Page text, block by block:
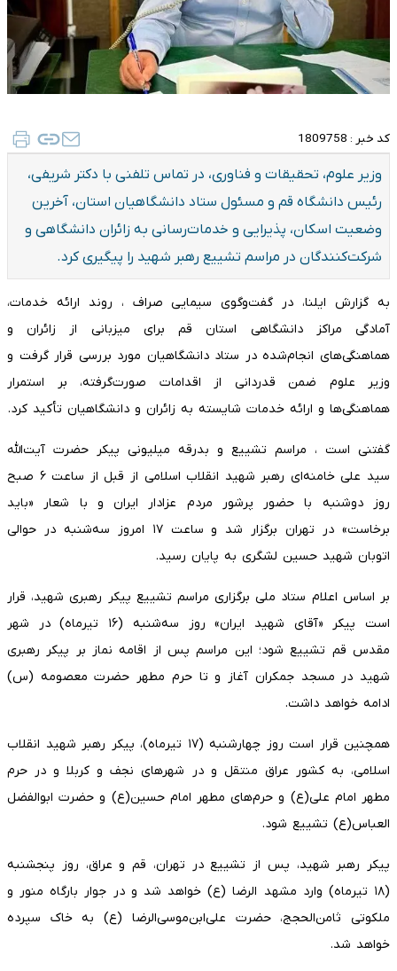
کد خبر : 1809758
وزیر علوم، تحقیقات و فناوری، در تماس تلفنی با دکتر شریفی،
رئیس دانشگاه قم و مسئول ستاد دانشگاهیان استان، آخرین
وضعیت اسکان، پذیرایی و خدمات‌رسانی به زائران دانشگاهی و
شرکت‌کنندگان در مراسم تشییع رهبر شهید را پیگیری کرد.
به گزارش ایلنا، در گفت‌وگوی سیمایی صراف ، روند ارائه خدمات،
آمادگی مراکز دانشگاهی استان قم برای میزبانی از زائران و
هماهنگی‌های انجام‌شده در ستاد دانشگاهیان مورد بررسی قرار گرفت و
وزیر علوم ضمن قدردانی از اقدامات صورت‌گرفته، بر استمرار
هماهنگی‌ها و ارائه خدمات شایسته به زائران و دانشگاهیان تأکید کرد.
گفتنی است ، مراسم تشییع و بدرقه میلیونی پیکر حضرت آیت‌الله
سید علی خامنه‌ای رهبر شهید انقلاب اسلامی از قبل از ساعت ۶ صبح
روز دوشنبه با حضور پرشور مردم عزادار ایران و با شعار «باید
برخاست» در تهران برگزار شد و ساعت ۱۷ امروز سه‌شنبه در حوالی
اتوبان شهید حسین لشگری به پایان رسید.
بر اساس اعلام ستاد ملی برگزاری مراسم تشییع پیکر رهبری شهید، قرار
است پیکر «آقای شهید ایران» روز سه‌شنبه (۱۶ تیرماه) در شهر
مقدس قم تشییع شود؛ این مراسم پس از اقامه نماز بر پیکر رهبری
شهید در مسجد جمکران آغاز و تا حرم مطهر حضرت معصومه (س)
ادامه خواهد داشت.
همچنین قرار است روز چهارشنبه (۱۷ تیرماه)، پیکر رهبر شهید انقلاب
اسلامی، به کشور عراق منتقل و در شهرهای نجف و کربلا و در حرم
مطهر امام علی(ع) و حرم‌های مطهر امام حسین(ع) و حضرت ابوالفضل
العباس(ع) تشییع شود.
پیکر رهبر شهید، پس از تشییع در تهران، قم و عراق، روز پنجشنبه
(۱۸ تیرماه) وارد مشهد الرضا (ع) خواهد شد و در جوار بارگاه منور و
ملکوتی ثامن‌الحجج، حضرت علی‌ابن‌موسی‌الرضا (ع) به خاک سپرده
خواهد شد.